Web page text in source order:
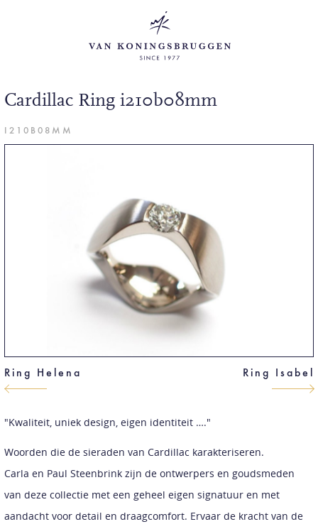
Cardillac Ring i210b08mm
I210B08MM
Ring Helena Ring Isabel
"Kwaliteit, uniek design, eigen identiteit …."
Woorden die de sieraden van Cardillac karakteriseren.
Carla en Paul Steenbrink zijn de ontwerpers en goudsmeden
van deze collectie met een geheel eigen signatuur en met
aandacht voor detail en draagcomfort. Ervaar de kracht van de